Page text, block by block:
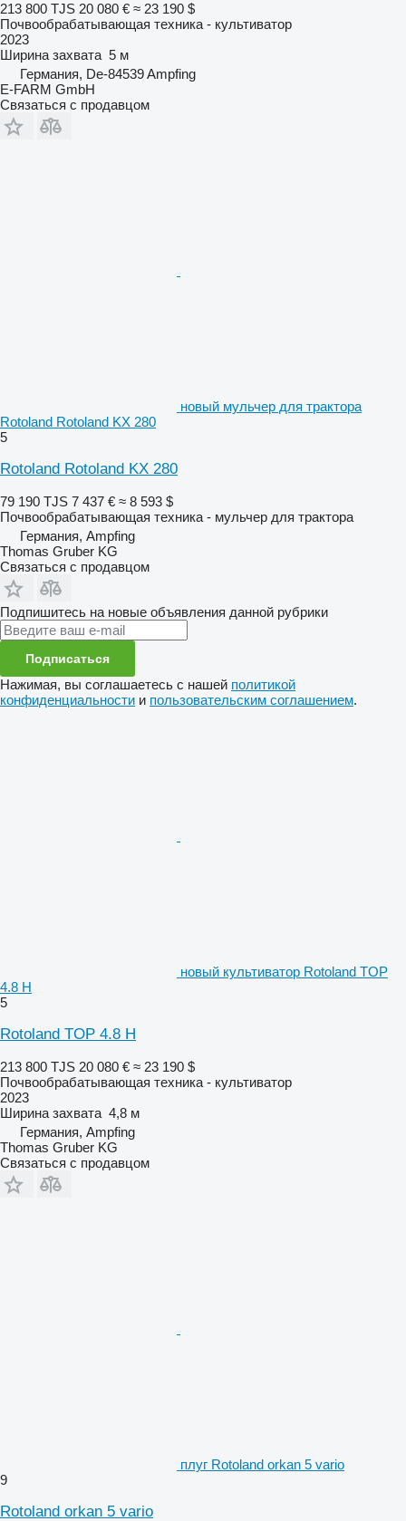
213 800 TJS 20 080 € ≈ 23 190 $
Почвообрабатывающая техника - культиватор
2023
Ширина захвата 5 м
Германия, De-84539 Ampfing
E-FARM GmbH
Связаться с продавцом
новый мульчер для трактора
Rotoland Rotoland KX 280
5
Rotoland Rotoland KX 280
79 190 TJS 7 437 € ≈ 8 593 $
Почвообрабатывающая техника - мульчер для трактора
Германия, Ampfing
Thomas Gruber KG
Связаться с продавцом
Подпишитесь на новые объявления данной рубрики
Подписаться
Нажимая, вы соглашаетесь с нашей политикой
конфиденциальности и пользовательским соглашением.
новый культиватор Rotoland TOP
4.8 H
5
Rotoland TOP 4.8 H
213 800 TJS 20 080 € ≈ 23 190 $
Почвообрабатывающая техника - культиватор
2023
Ширина захвата 4,8 м
Германия, Ampfing
Thomas Gruber KG
Связаться с продавцом
плуг Rotoland orkan 5 vario
9
Rotoland orkan 5 vario